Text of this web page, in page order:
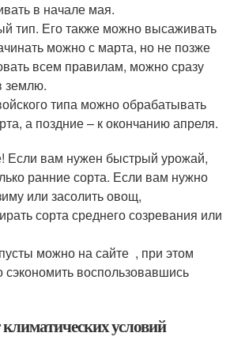
в начале мая.
тип. Его также можно высаживать
можно с марта, но не позже
всем правилам, можно сразу
землю.
типа можно обрабатывать
а поздние – к окончанию апреля.
Если вам нужен быстрый урожай,
ранние сорта. Если вам нужно
или засолить овощ,
сорта среднего созревания или
можно на сайте , при этом
воспользовавшись
условий